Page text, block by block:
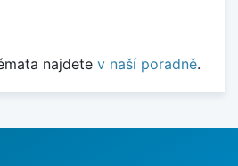
najdete v naší poradně.